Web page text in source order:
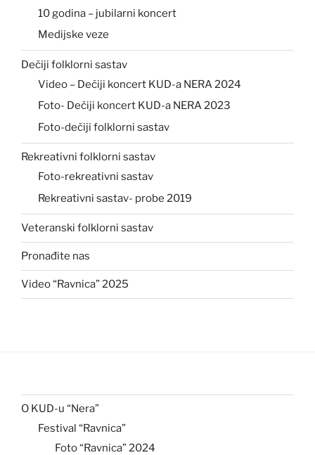
10 godina – jubilarni koncert
Medijske veze
Dečiji folklorni sastav
Video – Dečiji koncert KUD-a NERA 2024
Foto- Dečiji koncert KUD-a NERA 2023
Foto-dečiji folklorni sastav
Rekreativni folklorni sastav
Foto-rekreativni sastav
Rekreativni sastav- probe 2019
Veteranski folklorni sastav
Pronađite nas
Video “Ravnica” 2025
O KUD-u “Nera”
Festival “Ravnica”
Foto “Ravnica” 2024